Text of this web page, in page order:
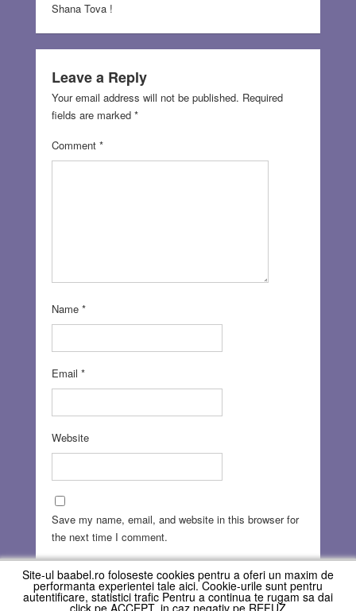
Shana Tova !
Leave a Reply
Your email address will not be published. Required
fields are marked *
Comment *
Name *
Email *
Website
Save my name, email, and website in this browser for
the next time I comment.
Site-ul baabel.ro foloseste cookies pentru a oferi un maxim de
performanta experientei tale aici. Cookie-urile sunt pentru
autentificare, statistici trafic Pentru a continua te rugam sa dai
click pe ACCEPT, in caz negativ pe REFUZ